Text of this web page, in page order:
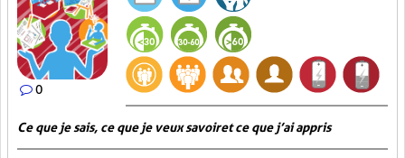
0
Ce que je sais, ce que je veux savoir et ce que j’ai appris